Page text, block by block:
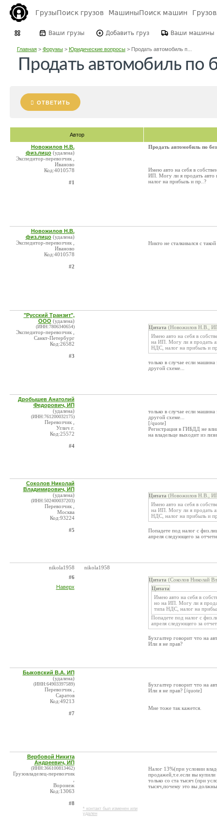
ГрузыПоиск грузов МашиныПоиск машин
Ваши грузы Добавить груз Ваши машины
Главная> Форумы> Юридические вопросы> Продать автомобиль п...
Продать автомобиль по
ОТВЕТИТЬ
Автор
Новожилов Н.В.
физ.лицо (удалена)
Экспедитор-перевозчик ,
Иваново
Код:4010578
#1
Продать автомобиль по
Имею авто на себя в
ИП. Могу ли я продать авто
налог на прибыль и пр..?
Новожилов Н.В.
физ.лицо (удалена)
Экспедитор-перевозчик ,
Иваново
Код:4010578
#2
Никто не сталкивался с
"Русский Транзит",
ООО (удалена)
(ИНН:7806340654)
Экспедитор-перевозчик ,
Санкт-Петербург
Код:26582
#3
Цитата (Новожилов Н.В.,
Имею авто на себя в
на ИП. Могу ли я продать
НДС, налог на прибыль и
только в случае если
другой схеме...
Дробышев Анатолий
Федорович, ИП
(удалена)
(ИНН:761200032175)
Перевозчик ,
Углич г.
Код:25572
#4
только в случае если
другой схеме...
[/quote]
Регистрация в ГИБДД не
на владельце выходит из
Соколов Николай
Владимирович, ИП
(удалена)
(ИНН:502400037203)
Перевозчик ,
Москва
Код:93224
#5
Цитата (Новожилов Н.В.,
Имею авто на себя в
на ИП. Могу ли я продать
НДС, налог на прибыль и
Попадете под налог с
апреля следующего за
nikola1958
#6
Наверх
nikola1958
Цитата (Соколов Николай
Цитата
Имею авто на себя в
но на ИП. Могу ли я
типа НДС, налог на
Попадете под налог с
апреля следующего за
Бухгалтер говорит что на
Или я не прав?
Быковский В.А. ИП
(удалена)
(ИНН:64903397589)
Перевозчик ,
Саратов
Код:49213
#7
Бухгалтер говорит что на
Или я не прав? [/quote]
Мне тоже так кажется.
Вербовой Никита
Андреевич, ИП
(ИНН:366100813462)
Грузовладелец-перевозчик
Воронеж
Код:13063
#8
* контакт был изменен или
удален
Налог 13%(при условии
продажей,т.е.если вы купили
только со ста тысяч (при
тысяч,почему это вы